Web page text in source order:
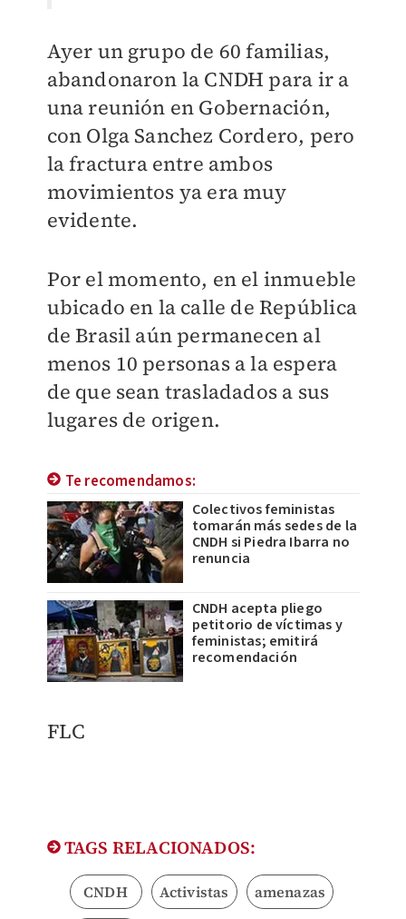
Ayer un grupo de 60 familias,
abandonaron la CNDH para ir a
una reunión en Gobernación,
con Olga Sanchez Cordero, pero
la fractura entre ambos
movimientos ya era muy
evidente.
Por el momento, en el inmueble
ubicado en la calle de República
de Brasil aún permanecen al
menos 10 personas a la espera
de que sean trasladados a sus
lugares de origen.
Te recomendamos:
Colectivos feministas
tomarán más sedes de la
CNDH si Piedra Ibarra no
renuncia
CNDH acepta pliego
petitorio de víctimas y
feministas; emitirá
recomendación
FLC
TAGS RELACIONADOS:
CNDH Activistas amenazas